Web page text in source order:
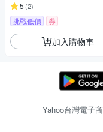
5 (2)
挑戰低價 券
加入購物車
Yahoo台灣電子